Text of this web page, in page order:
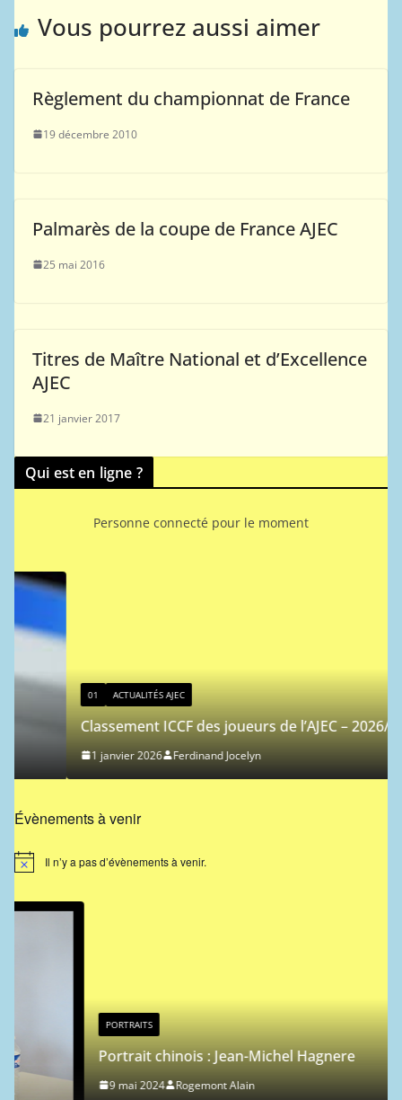
Vous pourrez aussi aimer
Règlement du championnat de France
19 décembre 2010
Palmarès de la coupe de France AJEC
25 mai 2016
Titres de Maître National et d’Excellence
AJEC
21 janvier 2017
Qui est en ligne ?
Personne connecté pour le moment
ACTUALITÉS AJEC
Classement ICCF des joueurs de l’AJEC – 2026/1
1 janvier 2026 Ferdinand Jocelyn
Évènements à venir
N
i
Il n’y a pas d’évènements à venir.
Portrait chinois : Jean-Michel Hagnere
9 mai 2024 Rogemont Alain